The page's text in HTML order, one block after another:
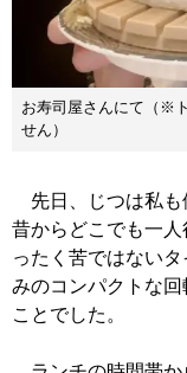
お寿司屋さんにて（※
せん）
先日、じつは私も
昔からどこでも一
ったく苦ではない
みのコンパクトな
ことでした。